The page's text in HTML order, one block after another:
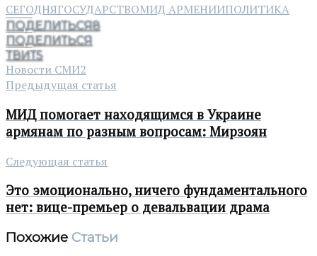
СЕГОДНЯГОСУДАРСТВОМИД АРМЕНИИПОЛИТИКА
ПОДЕЛИТЬСЯ8
ПОДЕЛИТЬСЯ
ТВИТ5
Новости СМИ2
Предыдущая статья
МИД помогает находящимся в Украине
армянам по разным вопросам: Мирзоян
Следующая статья
Это эмоционально, ничего фундаментального
нет: вице-премьер о девальвации драма
Похожие Статьи